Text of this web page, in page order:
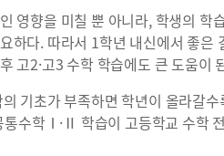
영향을 미칠 뿐 아니라, 학생의 학
하다. 따라서 1학년 내신에서 좋은
고2·고3 수학 학습에도 큰 도움이
기초가 부족하면 학년이 올라갈
수학Ⅰ·Ⅱ 학습이 고등학교 수학